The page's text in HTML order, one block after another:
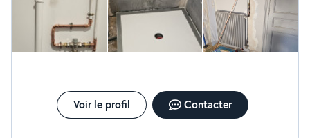
Voir le profil Contacter